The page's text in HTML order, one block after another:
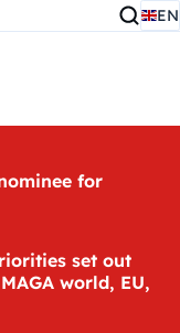
EN
for
set out
world, EU,